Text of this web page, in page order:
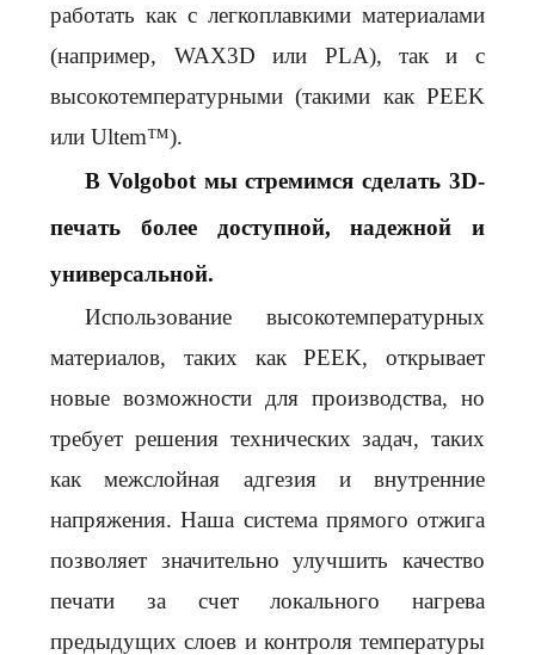
работать как с легкоплавкими материалами
(например, WAX3D или PLA), так и с
высокотемпературными (такими как PEEK
или Ultem™).
В Volgobot мы стремимся сделать 3D-
печать более доступной, надежной и
универсальной.
Использование высокотемпературных
материалов, таких как PEEK, открывает
новые возможности для производства, но
требует решения технических задач, таких
как межслойная адгезия и внутренние
напряжения. Наша система прямого отжига
позволяет значительно улучшить качество
печати за счет локального нагрева
предыдущих слоев и контроля температуры